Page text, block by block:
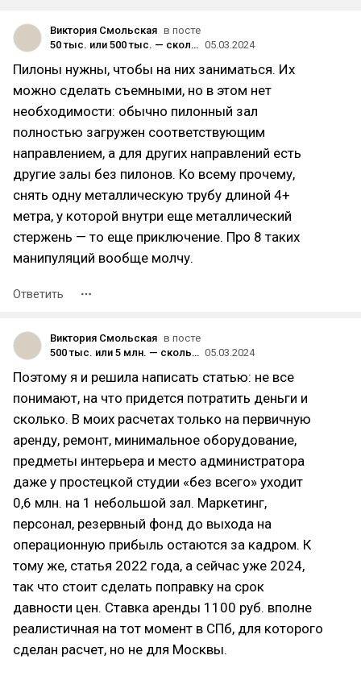
Виктория Смольская в посте
50 тыс. или 500 тыс. — сколько можно заработать на студии танцев, гимнастики и растяжки 05.03.2024
Пилоны нужны, чтобы на них заниматься. Их
можно сделать съемными, но в этом нет
необходимости: обычно пилонный зал
полностью загружен соответствующим
направлением, а для других направлений есть
другие залы без пилонов. Ко всему прочему,
снять одну металлическую трубу длиной 4+
метра, у которой внутри еще металлический
стержень — то еще приключение. Про 8 таких
манипуляций вообще молчу.
Ответить
Виктория Смольская в посте
500 тыс. или 5 млн. — сколько надо для открытия студии танцев, гимнастики и растяжки 05.03.2024
Поэтому я и решила написать статью: не все
понимают, на что придется потратить деньги и
сколько. В моих расчетах только на первичную
аренду, ремонт, минимальное оборудование,
предметы интерьера и место администратора
даже у простецкой студии «без всего» уходит
0,6 млн. на 1 небольшой зал. Маркетинг,
персонал, резервный фонд до выхода на
операционную прибыль остаются за кадром. К
тому же, статья 2022 года, а сейчас уже 2024,
так что стоит сделать поправку на срок
давности цен. Ставка аренды 1100 руб. вполне
реалистичная на тот момент в СПб, для которого
сделан расчет, но не для Москвы.